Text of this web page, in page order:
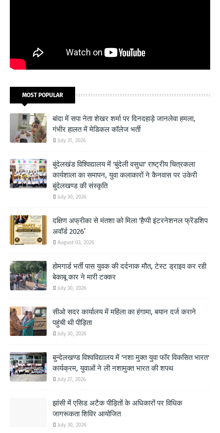
MOST POPULAR
बांदा में सपा नेता शेखर शर्मा पर दिनदहाड़े जानलेवा हमला,
गंभीर हालत में मेडिकल कॉलेज भर्ती
July 31, 2026
बुंदेलखंड विश्विद्यालय में 'बुंदेली वसुधा' राष्ट्रीय चित्रकला
कार्यशाला का समापन, युवा कलाकारों ने कैनवास पर उकेरी
बुंदेलखण्ड की संस्कृति
July 30, 2026
दक्षिण अफ्रीका से मंतशा को मिला ‘हैप्पी इंटरनेशनल फ्रेंडशिप
अवॉर्ड 2026’
August 03, 2026
होमगार्ड भर्ती पास युवक की दर्दनाक मौत, टेस्ट ड्राइव कर रही
बेकाबू कार ने मारी टक्कर
July 30, 2026
सीओ सदर कार्यालय में महिला का हंगामा, बयान दर्ज कराने
पहुंची थी पीड़िता
July 30, 2026
बुन्देलखण्ड विश्वविद्यालय में 'नशा मुक्त युवा फॉर विकसित भारत'
कार्यक्रम, युवाओं ने ली नशामुक्त भारत की शपथ
July 27, 2026
झांसी में एसिड अटैक पीड़ितों के अधिकारों पर विधिक
जागरूकता शिविर आयोजित
July 30, 2026